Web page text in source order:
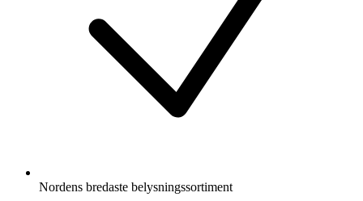
Nordens bredaste belysningssortiment